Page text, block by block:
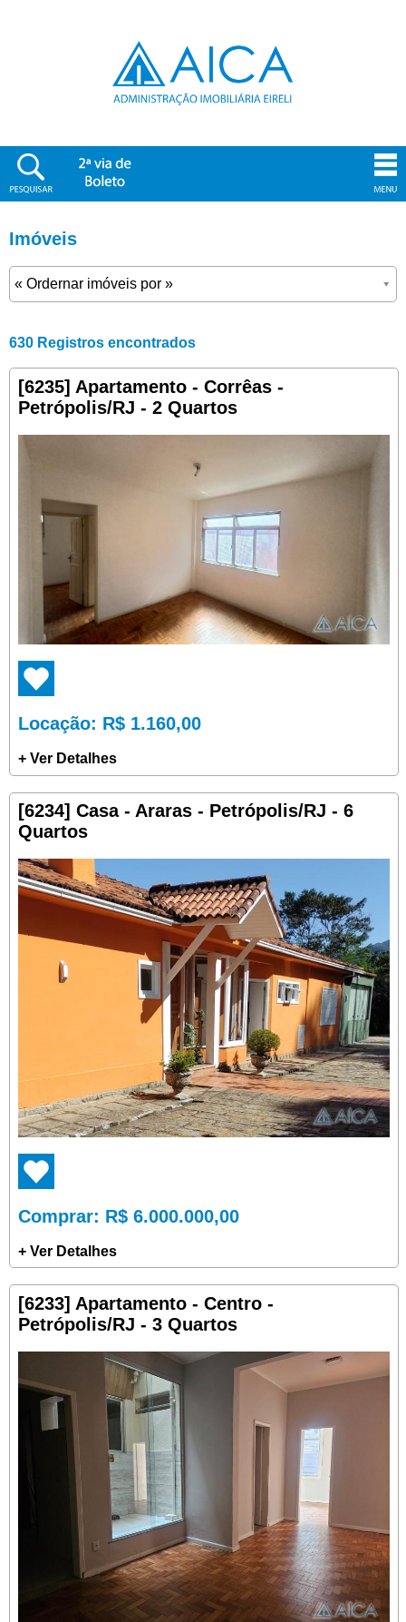
Imóveis
630 Registros encontrados
[6235] Apartamento - Corrêas -
Petrópolis/RJ - 2 Quartos
Locação: R$ 1.160,00
+ Ver Detalhes
[6234] Casa - Araras - Petrópolis/RJ - 6
Quartos
Comprar: R$ 6.000.000,00
+ Ver Detalhes
[6233] Apartamento - Centro -
Petrópolis/RJ - 3 Quartos